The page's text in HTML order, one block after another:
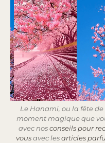
Le Hanami, ou la fête
moment magique que
avec nosconseils pour
vousavec lesarticles